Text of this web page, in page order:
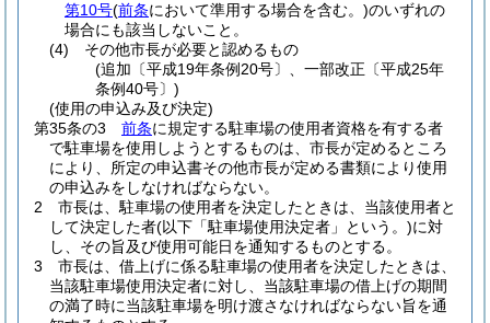
第10号(前条において準用する場合を含む。)のいずれの
場合にも該当しないこと。
(4)
その他市長が必要と認めるもの
(追加〔平成19年条例20号〕、一部改正〔平成25年
条例40号〕)
(使用の申込み及び決定)
第35条の3
前条に規定する駐車場の使用者資格を有する者
で駐車場を使用しようとするものは、市長が定めるところ
により、所定の申込書その他市長が定める書類により使用
の申込みをしなければならない。
2
市長は、駐車場の使用者を決定したときは、当該使用者と
して決定した者(以下「駐車場使用決定者」という。)に対
し、その旨及び使用可能日を通知するものとする。
3
市長は、借上げに係る駐車場の使用者を決定したときは、
当該駐車場使用決定者に対し、当該駐車場の借上げの期間
の満了時に当該駐車場を明け渡さなければならない旨を通